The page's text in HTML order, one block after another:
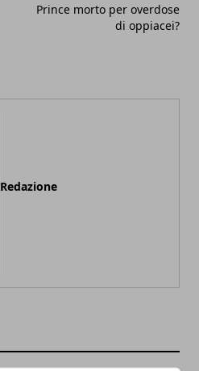
Prince morto per overdose
di oppiacei?
Redazione